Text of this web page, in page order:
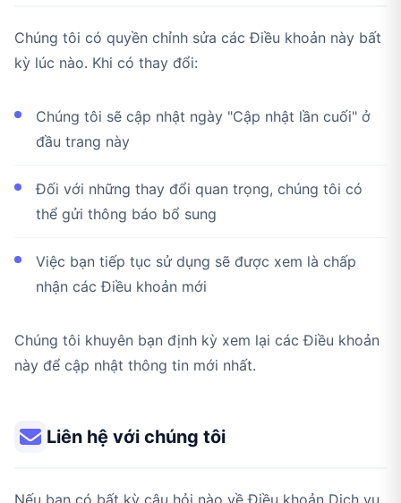
Chúng tôi có quyền chỉnh sửa các Điều khoản này bất
kỳ lúc nào. Khi có thay đổi:
Chúng tôi sẽ cập nhật ngày "Cập nhật lần cuối" ở
đầu trang này
Đối với những thay đổi quan trọng, chúng tôi có
thể gửi thông báo bổ sung
Việc bạn tiếp tục sử dụng sẽ được xem là chấp
nhận các Điều khoản mới
Chúng tôi khuyên bạn định kỳ xem lại các Điều khoản
này để cập nhật thông tin mới nhất.
Liên hệ với chúng tôi
Nếu bạn có bất kỳ câu hỏi nào về Điều khoản Dịch vụ